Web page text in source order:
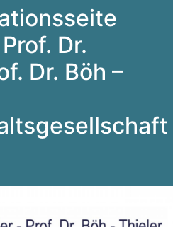
Dr.
Dr. Böh –